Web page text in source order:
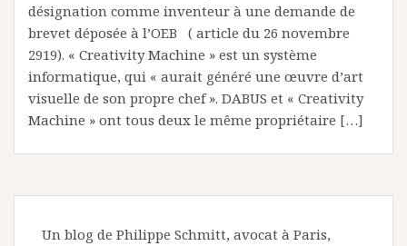
désignation comme inventeur à une demande de
brevet déposée à l’OEB ( article du 26 novembre
2919). « Creativity Machine » est un système
informatique, qui « aurait généré une œuvre d’art
visuelle de son propre chef ». DABUS et « Creativity
Machine » ont tous deux le même propriétaire […]
Un blog de Philippe Schmitt, avocat à Paris,